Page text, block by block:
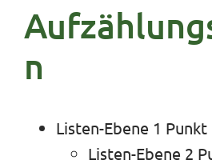
n
Listen-Ebene 1 Punkt
Listen-Ebene 2